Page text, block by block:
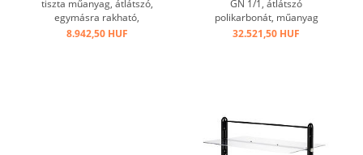
tiszta műanyag, átlátszó,
egymásra rakható,
mosogatógépben nem
8.942,50 HUF
GN 1/1, átlátszó
polikarbonát, műanyag
fogóval, széles peremmel ...
32.521,50 HUF